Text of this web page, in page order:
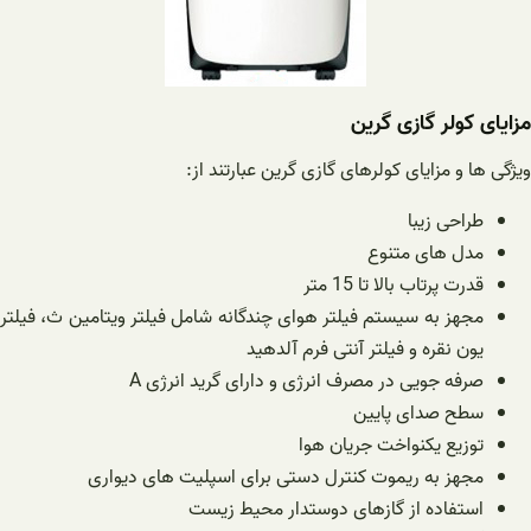
مزایای کولر گازی گرین
ویژگی ها و مزایای کولرهای گازی گرین عبارتند از:
طراحی زیبا
مدل های متنوع
قدرت پرتاب بالا تا 15 متر
مجهز به سیستم فیلتر هوای چندگانه شامل فیلتر ویتامین ث، فیلتر
یون نقره و فیلتر آنتی فرم آلدهید
صرفه جویی در مصرف انرژی و دارای گرید انرژی A
سطح صدای پایین
توزیع یکنواخت جریان هوا
مجهز به ریموت کنترل دستی برای اسپلیت های دیواری
استفاده از گازهای دوستدار محیط زیست